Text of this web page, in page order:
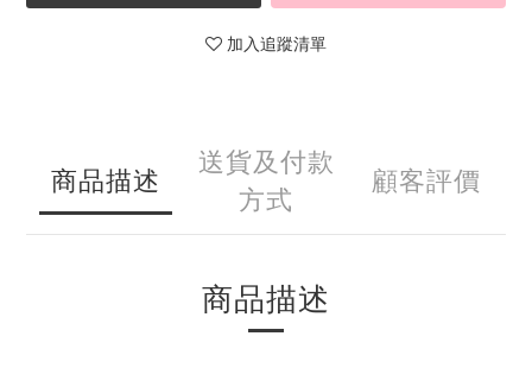
加入追蹤清單
商品描述
送貨及付款
方式
顧客評價
商品描述